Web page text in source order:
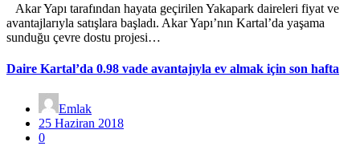
Akar Yapı tarafından hayata geçirilen Yakapark daireleri fiyat ve
avantajlarıyla satışlara başladı. Akar Yapı’nın Kartal’da yaşama
sunduğu çevre dostu projesi…
Daire Kartal’da 0.98 vade avantajıyla ev almak için son hafta
Emlak
25 Haziran 2018
0